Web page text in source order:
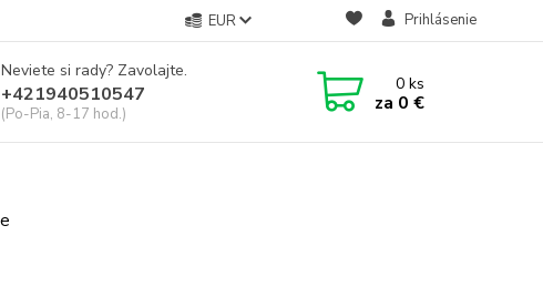
EUR Prihlásenie
Neviete si rady? Zavolajte.
+421940510547
(Po-Pia, 8-17 hod.)
0ks
za 0 €